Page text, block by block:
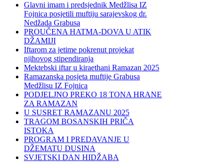
Glavni imam i predsjednik Medžlisa IZ
Fojnica posjetili muftiju sarajevskog dr.
Nedžada Grabusa
PROUČENA HATMA-DOVA U ATIK
DŽAMIJI
Iftarom za jetime pokrenut projekat
njihovog stipendiranja
Mektebski iftar u kiraethani Ramazan 2025
Ramazanska posjeta muftije Grabusa
Medžlisu IZ Fojnica
PODJELJNO PREKO 18 TONA HRANE
ZA RAMAZAN
U SUSRET RAMAZANU 2025
TRAGOM BOSANSKIH PRIČA
ISTOKA
PROGRAM I PREDAVANJE U
DŽEMATU DUSINA
SVJETSKI DAN HIDŽABA